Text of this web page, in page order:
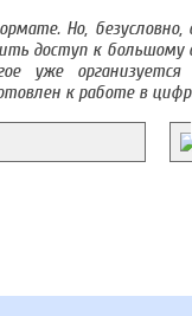
Но,
доступ к большому
уже организуется
к работе в